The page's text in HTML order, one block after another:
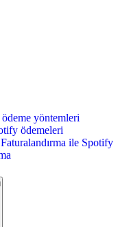
yöntemleri
ödemeleri
ile Spotify